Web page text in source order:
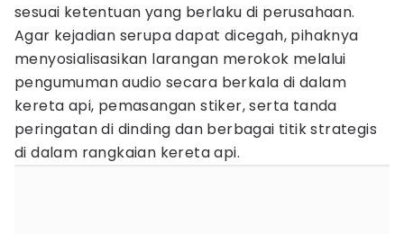
sesuai ketentuan yang berlaku di perusahaan.
Agar kejadian serupa dapat dicegah, pihaknya
menyosialisasikan larangan merokok melalui
pengumuman audio secara berkala di dalam
kereta api, pemasangan stiker, serta tanda
peringatan di dinding dan berbagai titik strategis
di dalam rangkaian kereta api.